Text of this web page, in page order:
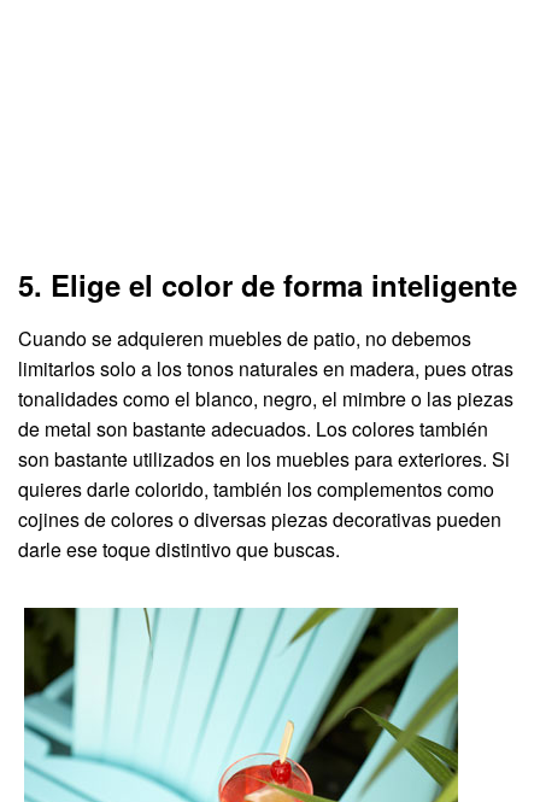
5. Elige el color de forma inteligente
Cuando se adquieren muebles de patio, no debemos
limitarlos solo a los tonos naturales en madera, pues otras
tonalidades como el blanco, negro, el mimbre o las piezas
de metal son bastante adecuados. Los colores también
son bastante utilizados en los muebles para exteriores. Si
quieres darle colorido, también los complementos como
cojines de colores o diversas piezas decorativas pueden
darle ese toque distintivo que buscas.